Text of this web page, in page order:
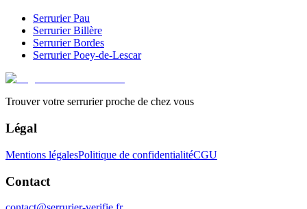
SerrurierPau
SerrurierBillère
SerrurierBordes
SerrurierPoey-de-Lescar
Trouver votre serrurier proche de chez vous
Légal
Mentions légalesPolitique de confidentialitéCGU
Contact